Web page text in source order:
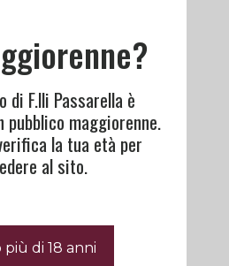
di F.lli Passarella è
maggiorenne.
la tua età per
al sito.